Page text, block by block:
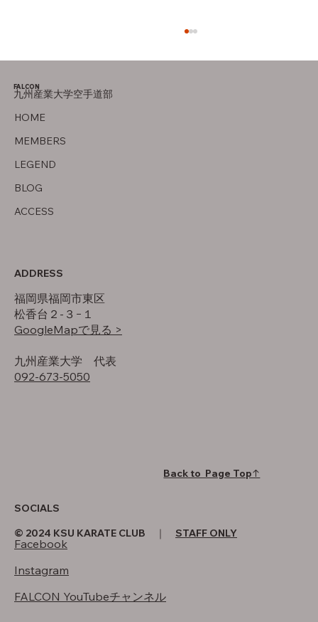
HOME
MEMBERS
LEGEND
BLOG
ACCESS
FALCON
九州産業大学空手道部
ADDRESS
福岡県福岡市東区
松香台２-３−１
GoogleMapで見る >
​九州産業大学 代表
092-673-5050
SOCIALS
Facebook
Instagram
FALCON YouTubeチャンネル
Back to Page Top↑
© 2024 KSU KARATE CLUB ｜ STAFF ONLY